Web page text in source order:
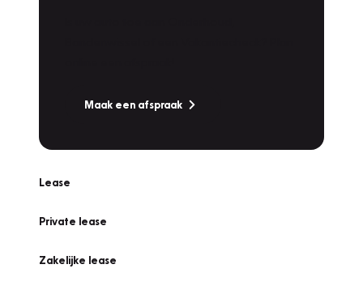
Maak een afspraak
Lease
Private lease
Zakelijke lease